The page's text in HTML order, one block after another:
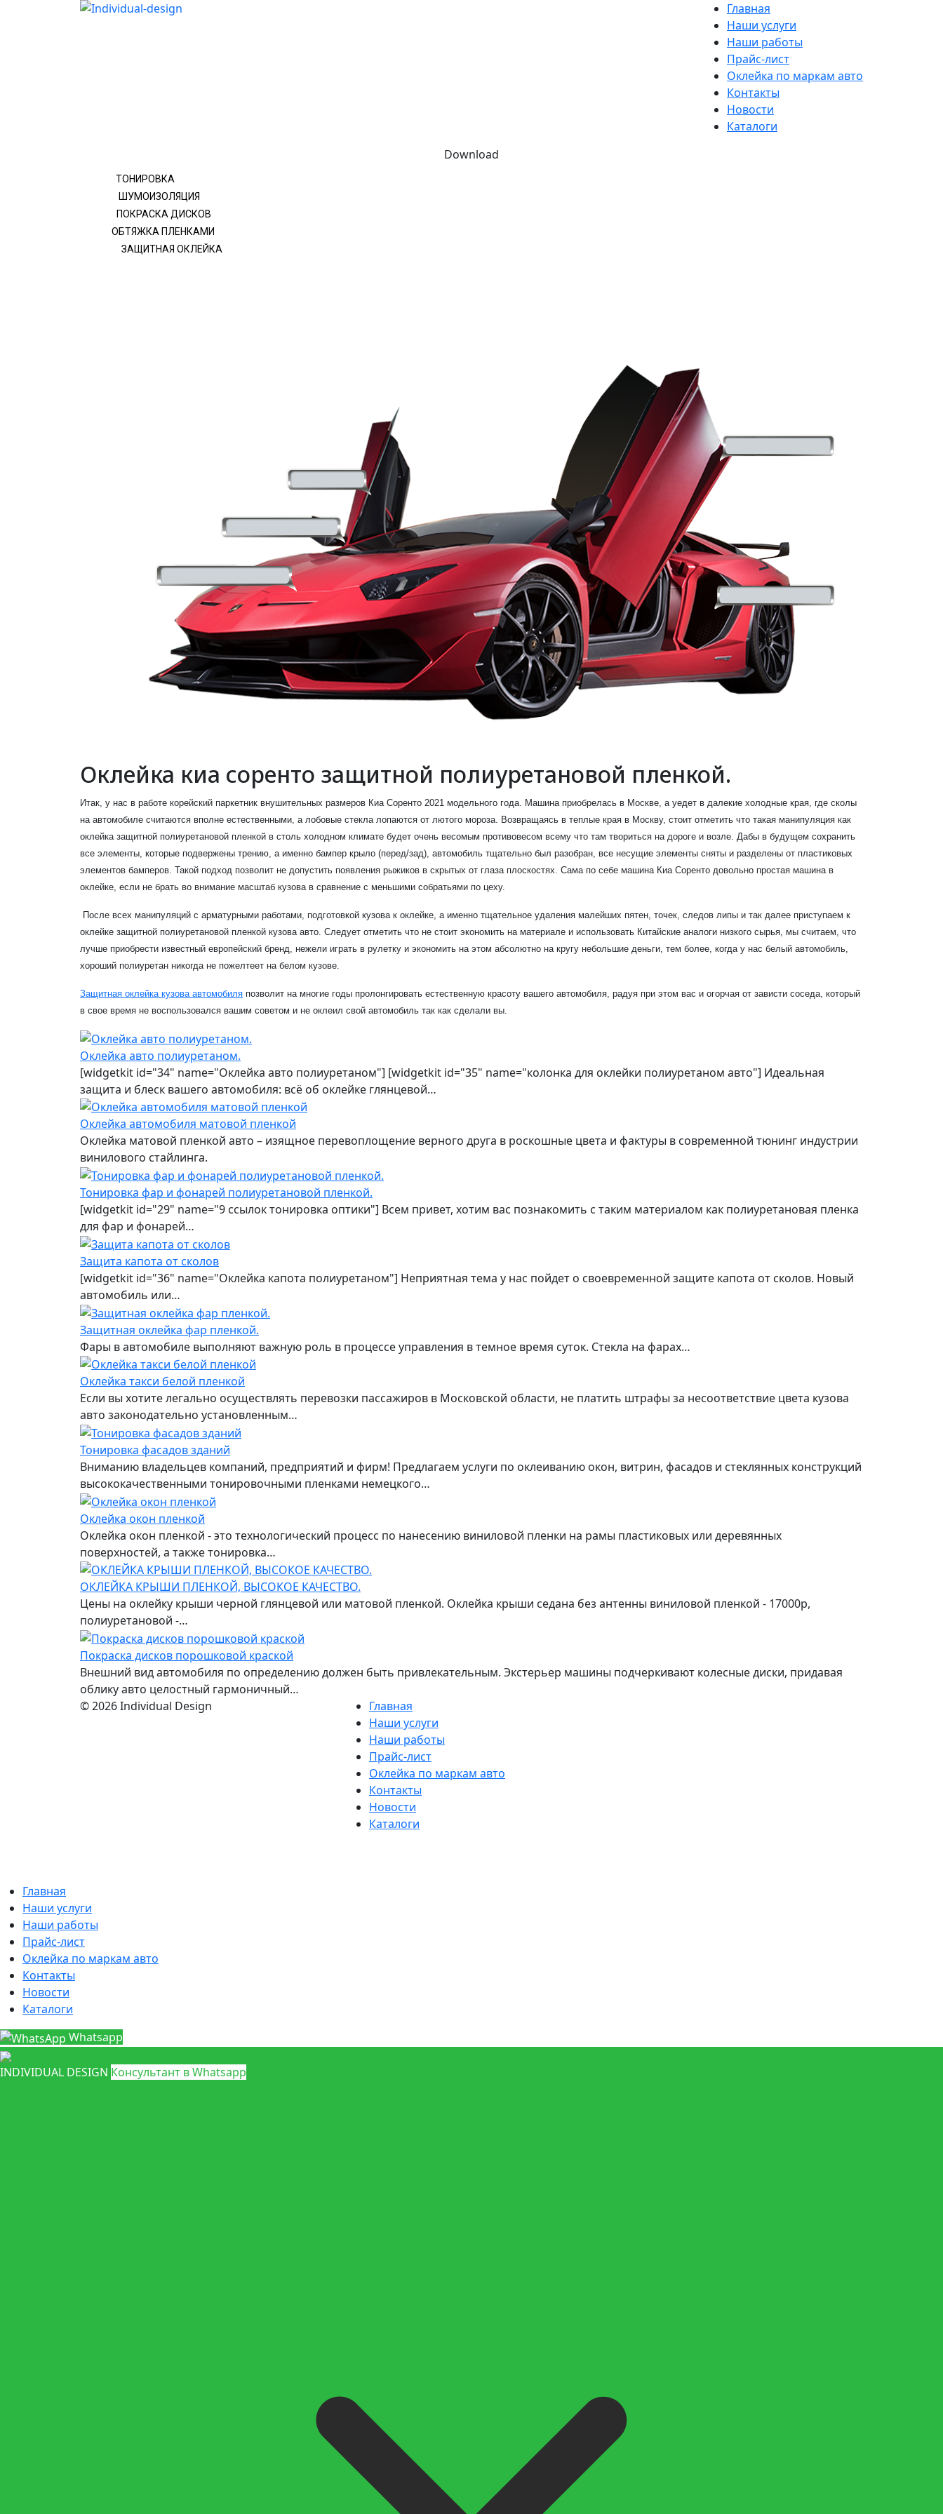
Главная
Наши услуги
Наши работы
Прайс-лист
Оклейка по маркам авто
Контакты
Новости
Каталоги
Download
ТОНИРОВКА
ШУМОИЗОЛЯЦИЯ
ПОКРАСКА ДИСКОВ
ОБТЯЖКА ПЛЕНКАМИ
ЗАЩИТНАЯ ОКЛЕЙКА
Оклейка киа соренто защитной полиуретановой пленкой.
Итак, у нас в работе корейский паркетник внушительных размеров Киа Соренто 2021 модельного года. Машина приобрелась в Москве, а уедет в далекие холодные края, где сколы
на автомобиле считаются вполне естественными, а лобовые стекла лопаются от лютого мороза. Возвращаясь в теплые края в Москву, стоит отметить что такая манипуляция как
оклейка защитной полиуретановой пленкой в столь холодном климате будет очень весомым противовесом всему что там твориться на дороге и возле. Дабы в будущем сохранить
все элементы, которые подвержены трению, а именно бампер крыло (перед/зад), автомобиль тщательно был разобран, все несущие элементы сняты и разделены от пластиковых
элементов бамперов. Такой подход позволит не допустить появления рыжиков в скрытых от глаза плоскостях. Сама по себе машина Киа Соренто довольно простая машина в
оклейке, если не брать во внимание масштаб кузова в сравнение с меньшими собратьями по цеху.
После всех манипуляций с арматурными работами, подготовкой кузова к оклейке, а именно тщательное удаления малейших пятен, точек, следов липы и так далее приступаем к
оклейке защитной полиуретановой пленкой кузова авто. Следует отметить что не стоит экономить на материале и использовать Китайские аналоги низкого сырья, мы считаем, что
лучше приобрести известный европейский бренд, нежели играть в рулетку и экономить на этом абсолютно на кругу небольшие деньги, тем более, когда у нас белый автомобиль,
хороший полиуретан никогда не пожелтеет на белом кузове.
Защитная оклейка кузова автомобиля позволит на многие годы пролонгировать естественную красоту вашего автомобиля, радуя при этом вас и огорчая от зависти соседа, который
в свое время не воспользовался вашим советом и не оклеил свой автомобиль так как сделали вы.
Оклейка авто полиуретаном.
[widgetkit id="34" name="Оклейка авто полиуретаном"] [widgetkit id="35" name="колонка для оклейки полиуретаном авто"] Идеальная
защита и блеск вашего автомобиля: всё об оклейке глянцевой…
Оклейка автомобиля матовой пленкой
Оклейка матовой пленкой авто – изящное перевоплощение верного друга в роскошные цвета и фактуры в современной тюнинг индустрии
винилового стайлинга.
Тонировка фар и фонарей полиуретановой пленкой.
[widgetkit id="29" name="9 ссылок тонировка оптики"] Всем привет, хотим вас познакомить с таким материалом как полиуретановая пленка
для фар и фонарей…
Защита капота от сколов
[widgetkit id="36" name="Оклейка капота полиуретаном"] Неприятная тема у нас пойдет о своевременной защите капота от сколов. Новый
автомобиль или…
Защитная оклейка фар пленкой.
Фары в автомобиле выполняют важную роль в процессе управления в темное время суток. Стекла на фарах…
Оклейка такси белой пленкой
Если вы хотите легально осуществлять перевозки пассажиров в Московской области, не платить штрафы за несоответствие цвета кузова
авто законодательно установленным…
Тонировка фасадов зданий
Вниманию владельцев компаний, предприятий и фирм! Предлагаем услуги по оклеиванию окон, витрин, фасадов и стеклянных конструкций
высококачественными тонировочными пленками немецкого…
Оклейка окон пленкой
Оклейка окон пленкой - это технологический процесс по нанесению виниловой пленки на рамы пластиковых или деревянных
поверхностей, а также тонировка…
ОКЛЕЙКА КРЫШИ ПЛЕНКОЙ, ВЫСОКОЕ КАЧЕСТВО.
Цены на оклейку крыши черной глянцевой или матовой пленкой. Оклейка крыши седана без антенны виниловой пленкой - 17000р,
полиуретановой -…
Покраска дисков порошковой краской
Внешний вид автомобиля по определению должен быть привлекательным. Экстерьер машины подчеркивают колесные диски, придавая
облику авто целостный гармоничный…
© 2026 Individual Design
Главная
Наши услуги
Наши работы
Прайс-лист
Оклейка по маркам авто
Контакты
Новости
Каталоги
Главная
Наши услуги
Наши работы
Прайс-лист
Оклейка по маркам авто
Контакты
Новости
Каталоги
Whatsapp
INDIVIDUAL DESIGN Консультант в Whatsapp